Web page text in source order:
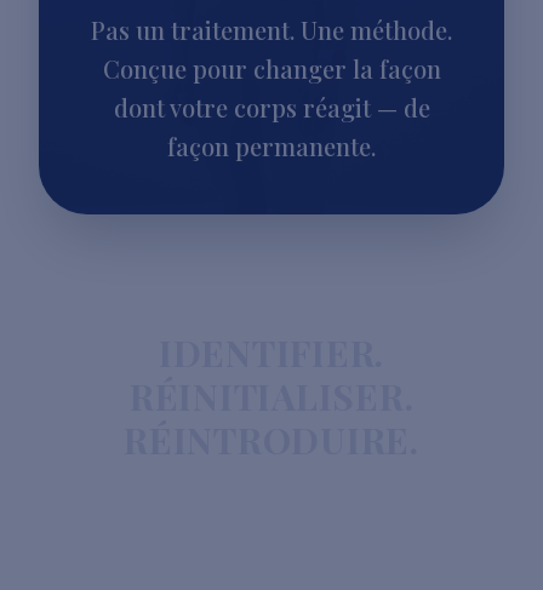
Pas un traitement. Une méthode.
Conçue pour changer la façon
dont votre corps réagit — de
façon permanente.